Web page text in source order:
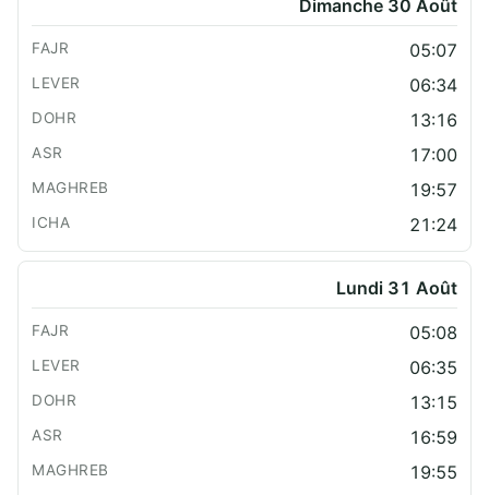
Dimanche 30 Août
05:07
06:34
13:16
17:00
19:57
21:24
Lundi 31 Août
05:08
06:35
13:15
16:59
19:55